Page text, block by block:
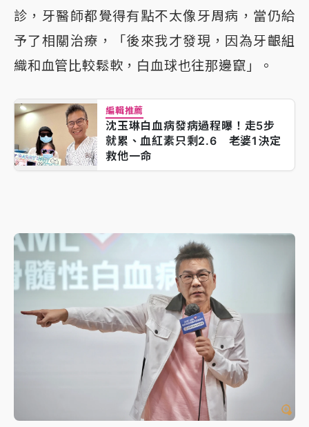
診，牙醫師都覺得有點不太像牙周病，當仍給
予了相關治療，「後來我才發現，因為牙齦組
織和血管比較鬆軟，白血球也往那邊竄」。
編輯推薦
沈玉琳白血病發病過程曝！走5步
就累、血紅素只剩2.6 老婆1決定
救他一命